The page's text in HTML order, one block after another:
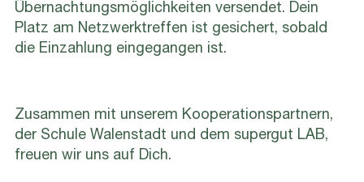
Übernachtungsmöglichkeiten versendet. Dein
Platz am Netzwerktreffen ist gesichert, sobald
die Einzahlung eingegangen ist.
Zusammen mit unserem Kooperationspartnern,
der Schule Walenstadt und dem supergut LAB,
freuen wir uns auf Dich.